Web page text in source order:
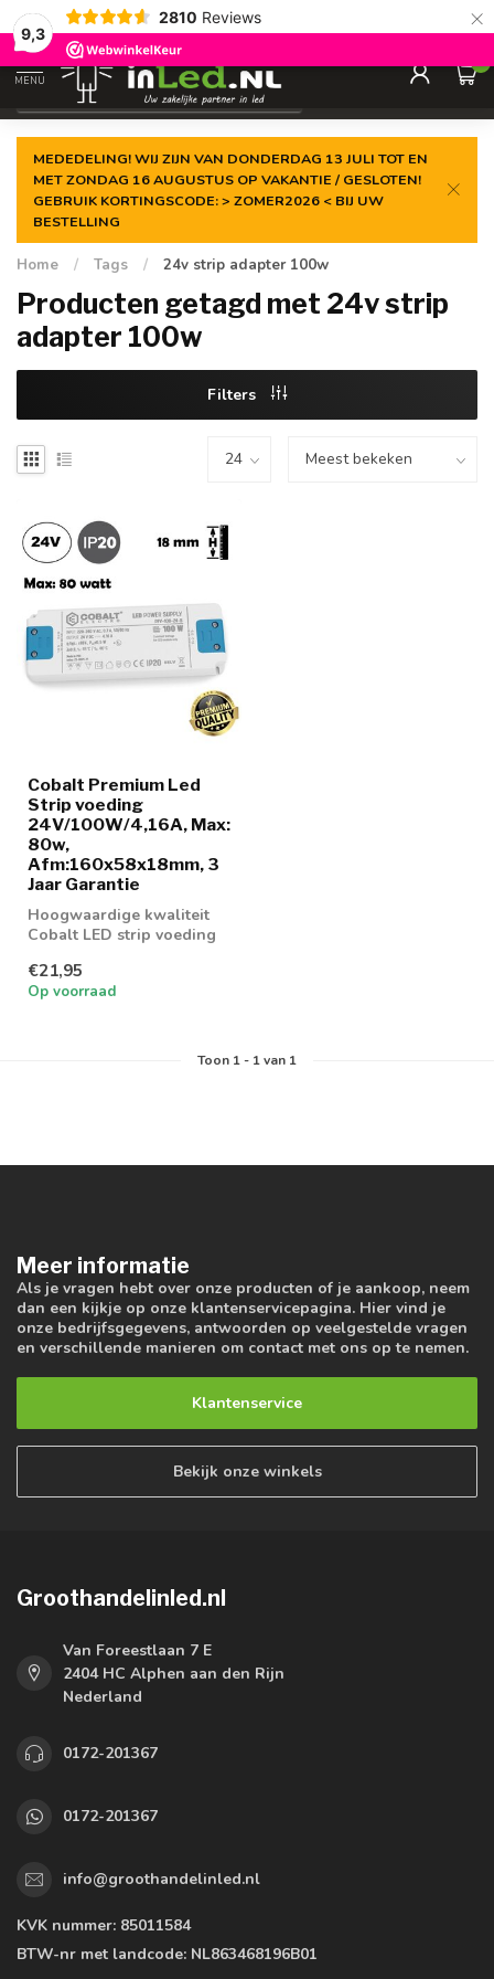
9,3
2810 Reviews ×
Gegarandeerde delaagste prijs
MENU
0
MEDEDELING! WIJ ZIJN VAN DONDERDAG 13 JULI TOT EN
MET ZONDAG 16 AUGUSTUS OP VAKANTIE / GESLOTEN!
GEBRUIK KORTINGSCODE: > ZOMER2026 < BIJ UW
BESTELLING
Home / Tags / 24v strip adapter 100w
Producten getagd met 24v strip
adapter 100w
Filters
Cobalt Premium Led
Strip voeding
24V/100W/4,16A, Max:
80w,
Afm:160x58x18mm, 3
Jaar Garantie
Hoogwaardige kwaliteit
Cobalt LED strip voeding
€21,95
Op voorraad
Toon 1- 1van 1
Meer informatie
Als je vragen hebt over onze producten of je aankoop, neem
dan een kijkje op onze klantenservicepagina. Hier vind je
onze bedrijfsgegevens, antwoorden op veelgestelde vragen
en verschillende manieren om contact met ons op te nemen.
Klantenservice
Bekijk onze winkels
Groothandelinled.nl
Van Foreestlaan 7 E
2404 HC Alphen aan den Rijn
Nederland
0172-201367
0172-201367
info@groothandelinled.nl
KVK nummer: 85011584
BTW-nr met landcode: NL863468196B01